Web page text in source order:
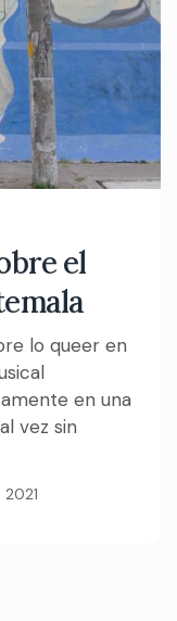
el
lo queer en
en una
vez sin
2021